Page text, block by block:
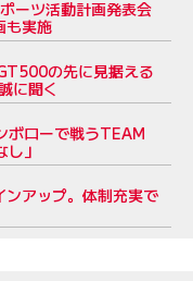
ーツ活動計画発表会
も実施
の先に見据える
に聞く
ボローで戦うTEAM
」
アップ。体制充実で